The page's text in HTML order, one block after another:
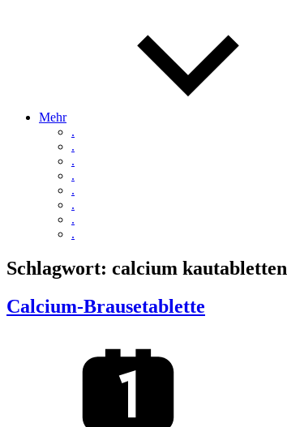
Mehr
.
.
.
.
.
.
.
.
Schlagwort: calcium kautabletten
Calcium-Brausetablette